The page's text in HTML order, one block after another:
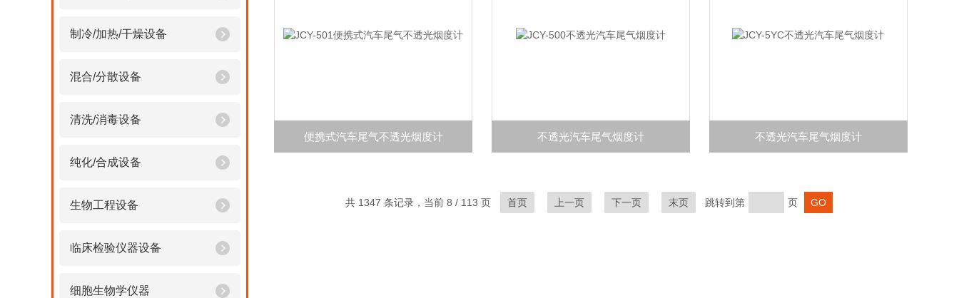
制冷/加热/干燥设备
混合/分散设备
清洗/消毒设备
纯化/合成设备
生物工程设备
临床检验仪器设备
细胞生物学仪器
便携式汽车尾气不透光烟度计 不透光汽车尾气烟度计 不透光汽车尾气烟度计
共 1347 条记录，当前 8 / 113 页 首页 上一页 下一页 末页 跳转到第 页